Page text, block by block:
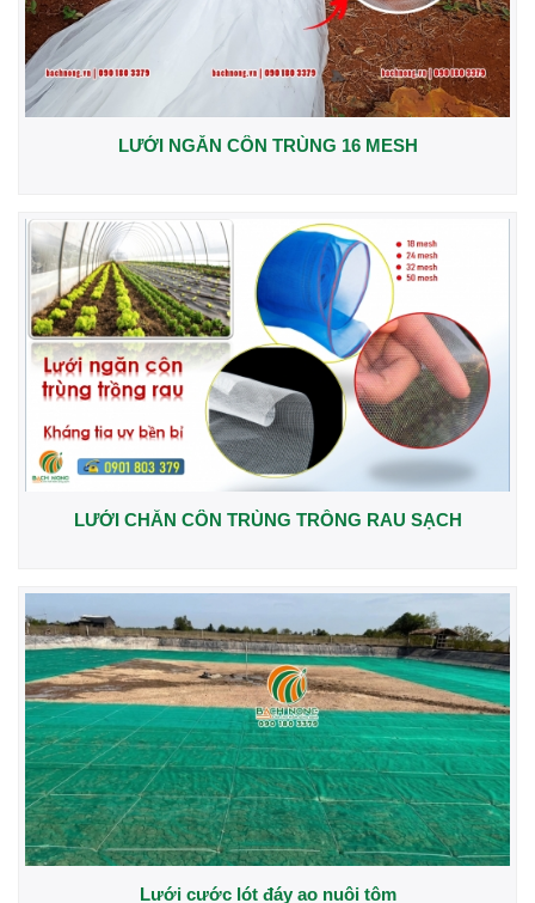
LƯỚI NGĂN CÔN TRÙNG 16 MESH
LƯỚI CHẮN CÔN TRÙNG TRỒNG RAU SẠCH
Lưới cước lót đáy ao nuôi tôm